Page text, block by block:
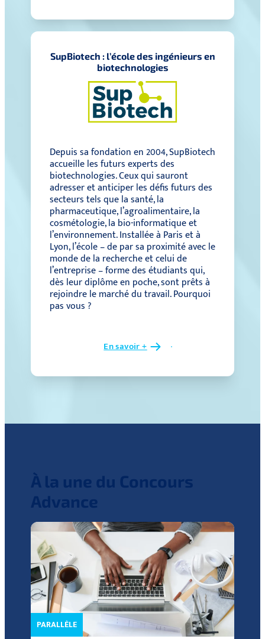
SupBiotech : l’école des ingénieurs en
biotechnologies
Depuis sa fondation en 2004, SupBiotech
accueille les futurs experts des
biotechnologies. Ceux qui sauront
adresser et anticiper les défis futurs des
secteurs tels que la santé, la
pharmaceutique, l’agroalimentaire, la
cosmétologie, la bio-informatique et
l’environnement. Installée à Paris et à
Lyon, l’école – de par sa proximité avec le
monde de la recherche et celui de
l’entreprise – forme des étudiants qui,
dès leur diplôme en poche, sont prêts à
rejoindre le marché du travail. Pourquoi
pas vous ?
En savoir +
À la une du Concours
Advance
PARALLÈLE